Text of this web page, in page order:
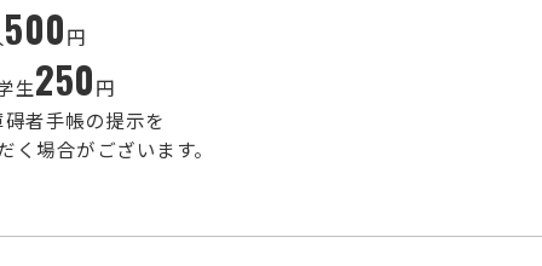
500円
生250円
者手帳の提示を
く場合がございます。